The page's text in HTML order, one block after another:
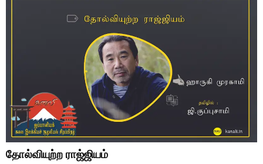
தோல்வியுற்ற ராஜ்ஜியம்